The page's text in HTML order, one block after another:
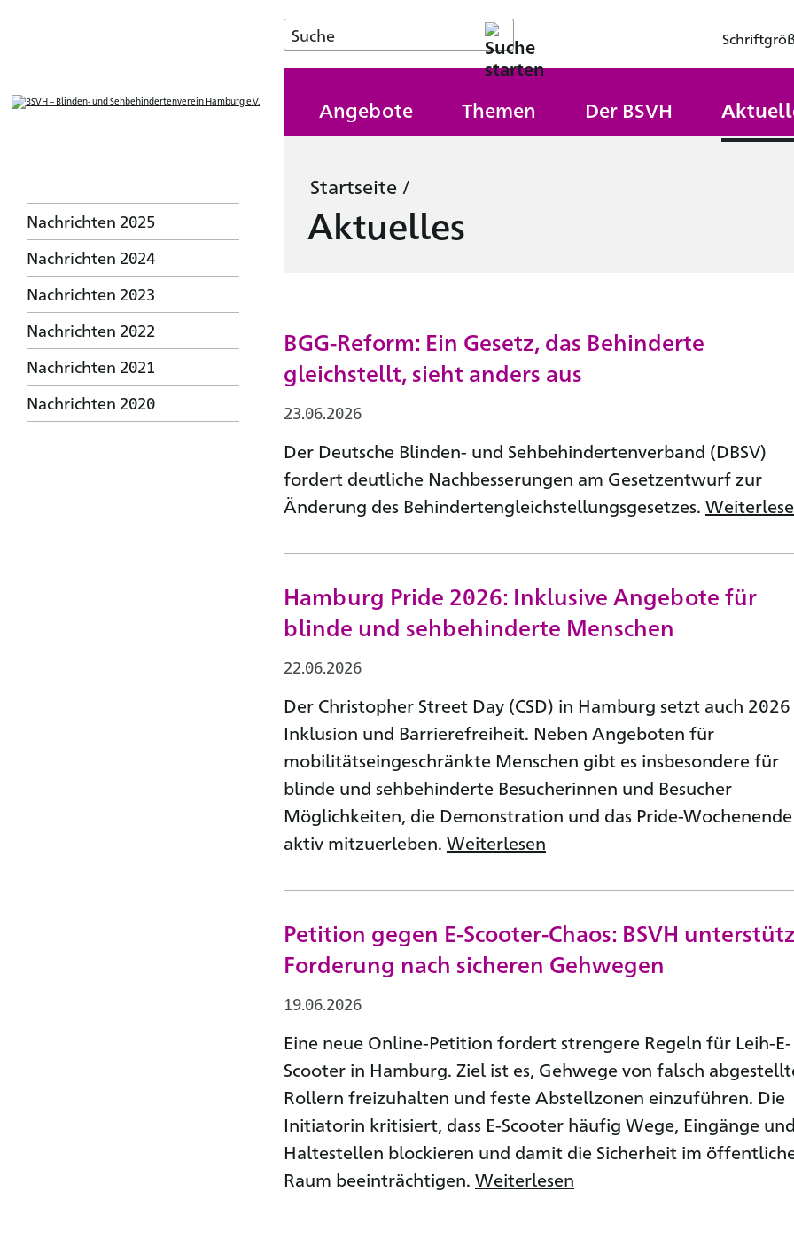
Angebote Themen Der BSVH
Nachrichten 2025
Nachrichten 2024
Nachrichten 2023
Nachrichten 2022
Nachrichten 2021
Nachrichten 2020
Startseite /
Aktuelles
BGG-Reform: Ein Gesetz, das Behinderte
gleichstellt, sieht anders aus
23.06.2026
Der Deutsche Blinden- und Sehbehindertenverband (DBSV)
fordert deutliche Nachbesserungen am Gesetzentwurf zur
Änderung des Behindertengleichstellungsgesetzes.
Hamburg Pride 2026: Inklusive Angebote für
blinde und sehbehinderte Menschen
22.06.2026
Der Christopher Street Day (CSD) in Hamburg setzt auch
Inklusion und Barrierefreiheit. Neben Angeboten für
mobilitätseingeschränkte Menschen gibt es insbesondere für
blinde und sehbehinderte Besucherinnen und Besucher
Möglichkeiten, die Demonstration und das Pride-Wochenende
aktiv mitzuerleben. Weiterlesen
Petition gegen E-Scooter-Chaos: BSVH
Forderung nach sicheren Gehwegen
19.06.2026
Eine neue Online-Petition fordert strengere Regeln für Leih-E-
Scooter in Hamburg. Ziel ist es, Gehwege von falsch
Rollern freizuhalten und feste Abstellzonen einzuführen. Die
Initiatorin kritisiert, dass E-Scooter häufig Wege, Eingänge und
Haltestellen blockieren und damit die Sicherheit im
Raum beeinträchtigen. Weiterlesen